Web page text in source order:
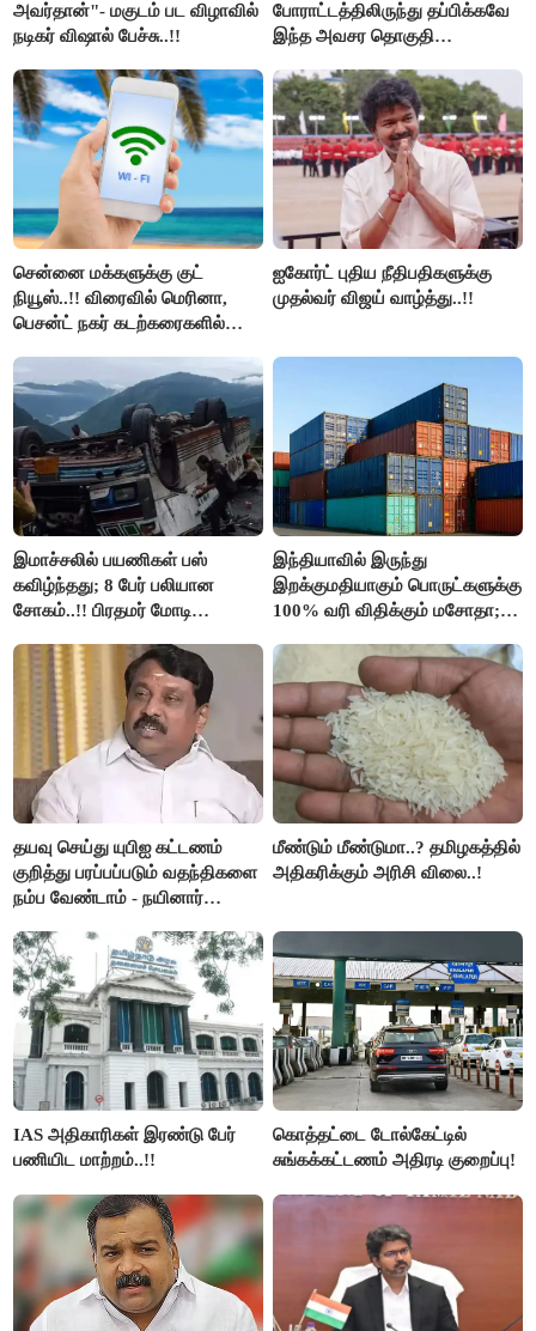
அவர்தான்"- மகுடம் பட விழாவில்
நடிகர் விஷால் பேச்சு..!!
போராட்டத்திலிருந்து தப்பிக்கவே
இந்த அவசர தொகுதி
அரங்கேற்றுகிறார் முதலமைச்சர் -
திமுக ஐடி விங்..!!
சென்னை மக்களுக்கு குட்
நியூஸ்..!! விரைவில் மெரினா,
பெசன்ட் நகர் கடற்கரைகளில்
ஐகோர்ட் புதிய நீதிபதிகளுக்கு
முதல்வர் விஜய் வாழ்த்து..!!
இமாச்சலில் பயணிகள் பஸ்
கவிழ்ந்தது; 8 பேர் பலியான
சோகம்..!! பிரதமர் மோடி
இந்தியாவில் இருந்து
இறக்குமதியாகும் பொருட்களுக்கு
100% வரி விதிக்கும் மசோதா;
தயவு செய்து யுபிஐ கட்டணம்
குறித்து பரப்பப்படும் வதந்திகளை
நம்ப வேண்டாம் - நயினார்
மீண்டும் மீண்டுமா..? தமிழகத்தில்
அதிகரிக்கும் அரிசி விலை..!
IAS அதிகாரிகள் இரண்டு பேர்
பணியிட மாற்றம்..!!
கொத்தட்டை டோல்கேட்டில்
சுங்கக்கட்டணம் அதிரடி குறைப்பு!